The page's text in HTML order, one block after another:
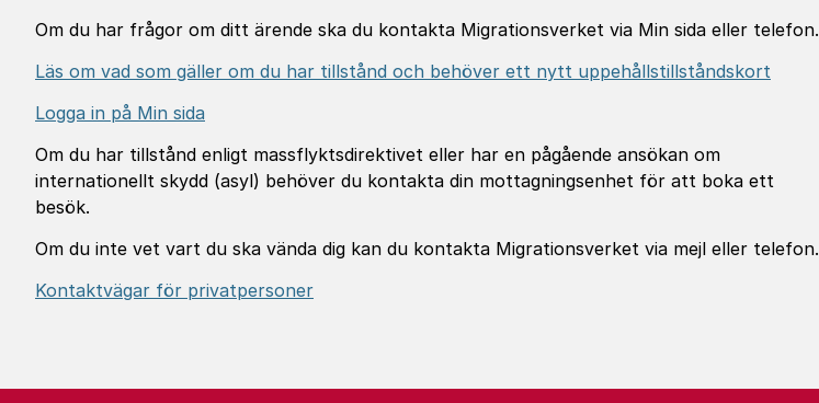
Om du har frågor om ditt ärende ska du kontakta Migrationsverket via Min sida eller telefon.
Läs om vad som gäller om du har tillstånd och behöver ett nytt uppehållstillståndskort
Logga in på Min sida
Om du har tillstånd enligt massflyktsdirektivet eller har en pågående ansökan om
internationellt skydd (asyl) behöver du kontakta din mottagningsenhet för att boka ett
besök.
Om du inte vet vart du ska vända dig kan du kontakta Migrationsverket via mejl eller telefon.
Kontaktvägar för privatpersoner